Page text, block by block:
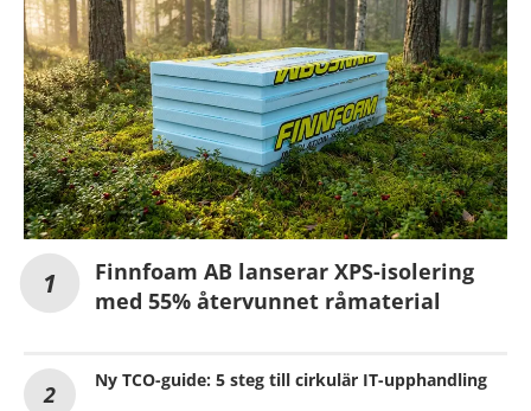
Finnfoam AB lanserar XPS-isolering
med 55% återvunnet råmaterial
Ny TCO-guide: 5 steg till cirkulär IT-upphandling